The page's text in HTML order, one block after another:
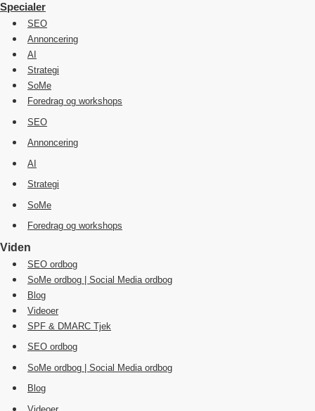
Specialer
SEO
Annoncering
AI
Strategi
SoMe
Foredrag og workshops
SEO
Annoncering
AI
Strategi
SoMe
Foredrag og workshops
Viden
SEO ordbog
SoMe ordbog | Social Media ordbog
Blog
Videoer
SPF & DMARC Tjek
SEO ordbog
SoMe ordbog | Social Media ordbog
Blog